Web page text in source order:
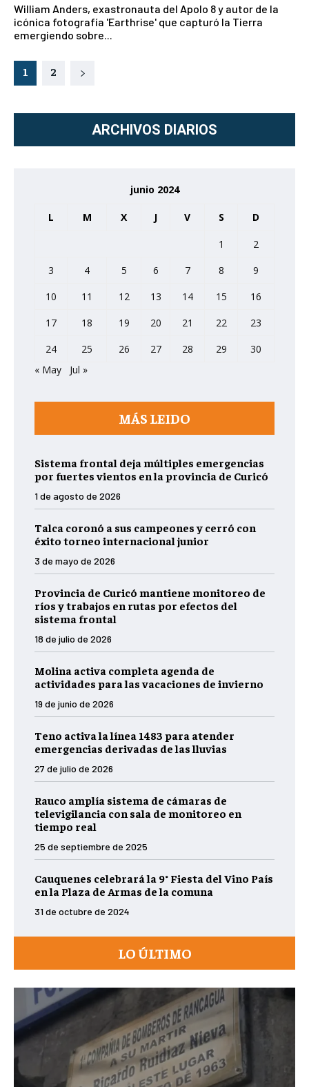
William Anders, exastronauta del Apolo 8 y autor de la
icónica fotografía 'Earthrise' que capturó la Tierra
emergiendo sobre...
1 2
ARCHIVOS DIARIOS
junio 2024
L M X J V S D
1
2
3
4 5 6 7 8
9
10
11 12 13 14 15
16
17
18 19 20 21 22
23
24
25 26 27 28 29
30
« May
Jul »
MÁS LEIDO
Sistema frontal deja múltiples emergencias
por fuertes vientos en la provincia de Curicó
1 de agosto de 2026
Talca coronó a sus campeones y cerró con
éxito torneo internacional junior
3 de mayo de 2026
Provincia de Curicó mantiene monitoreo de
ríos y trabajos en rutas por efectos del
sistema frontal
18 de julio de 2026
Molina activa completa agenda de
actividades para las vacaciones de invierno
19 de junio de 2026
Teno activa la línea 1483 para atender
emergencias derivadas de las lluvias
27 de julio de 2026
Rauco amplía sistema de cámaras de
televigilancia con sala de monitoreo en
tiempo real
25 de septiembre de 2025
Cauquenes celebrará la 9° Fiesta del Vino País
en la Plaza de Armas de la comuna
31 de octubre de 2024
LO ÚLTIMO